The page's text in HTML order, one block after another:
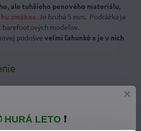
ale tuhšieho penového materiálu,
zmäkne. Je hrubá 5 mm. Podrážka je
barefootových modelov.
podošve veľmi ľahunké a je v nich
HURÁ LETO ❗